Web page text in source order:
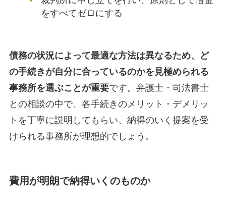
をすべてゼロにする
債務の状況によって最適な方法は異なるため、ど
の手続きが自分に合っているのかを見極められる
事務所を選ぶことが重要です。弁護士・司法書士
との相談の中で、各手続きのメリット・デメリッ
トを丁寧に説明してもらい、納得のいく提案を受
けられる事務所が理想的でしょう。
費用が明朗で納得いくのものか